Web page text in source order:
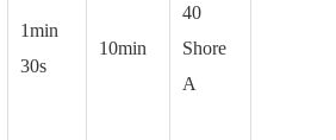
1min
30s
10min
40
Shore
A